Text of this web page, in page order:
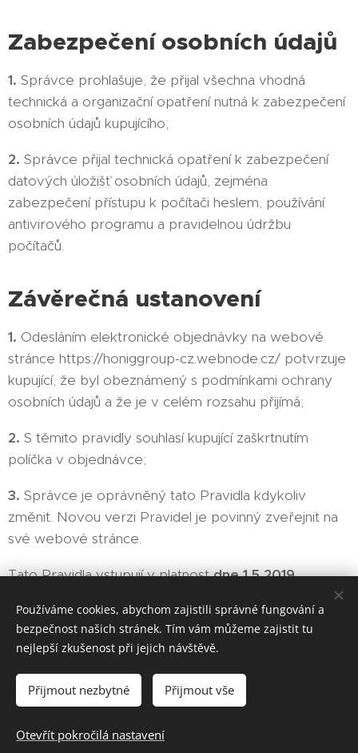
Zabezpečení osobních údajů
1. Správce prohlašuje, že přijal všechna vhodná
technická a organizační opatření nutná k zabezpečení
osobních údajů kupujícího;
2. Správce přijal technická opatření k zabezpečení
datových úložišť osobních údajů, zejména
zabezpečení přístupu k počítači heslem, používání
antivirového programu a pravidelnou údržbu
počítačů.
Závěrečná ustanovení
1. Odesláním elektronické objednávky na webové
stránce https://honiggroup-cz.webnode.cz/ potvrzuje
kupující, že byl obeznámený s podmínkami ochrany
osobních údajů a že je v celém rozsahu přijímá;
2. S těmito pravidly souhlasí kupující zaškrtnutím
políčka v objednávce;
3. Správce je oprávněný tato Pravidla kdykoliv
změnit. Novou verzi Pravidel je povinný zveřejnit na
své webové stránce.
Tato Pravidla vstupují v platnostdne 1.5.2019
honiggroup@seznam.cz, info@honiggroup.cz ,
Tel: +420 607 937 364, +420 728 279 354
Vytvořeno službou Webnode
Používáme cookies, abychom zajistili správné fungování a
bezpečnost našich stránek. Tím vám můžeme zajistit tu
nejlepší zkušenost při jejich návštěvě.
Přijmout nezbytné Přijmout vše
Otevřít pokročilá nastavení